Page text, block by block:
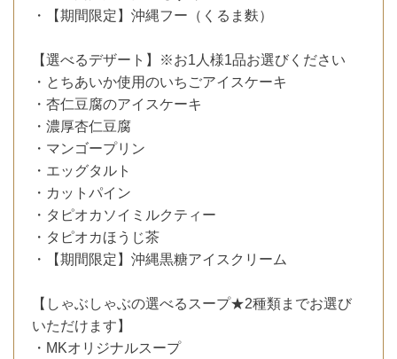
・【期間限定】沖縄フー（くるま麩）
【選べるデザート】※お1人様1品お選びください
・とちあいか使用のいちごアイスケーキ
・杏仁豆腐のアイスケーキ
・濃厚杏仁豆腐
・マンゴープリン
・エッグタルト
・カットパイン
・タピオカソイミルクティー
・タピオカほうじ茶
・【期間限定】沖縄黒糖アイスクリーム
【しゃぶしゃぶの選べるスープ★2種類までお選び
いただけます】
・MKオリジナルスープ